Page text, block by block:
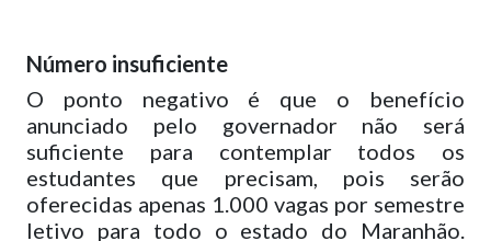
Número insuficiente
O ponto negativo é que o benefício
anunciado pelo governador não será
suficiente para contemplar todos os
estudantes que precisam, pois serão
oferecidas apenas 1.000 vagas por semestre
letivo para todo o estado do Maranhão.